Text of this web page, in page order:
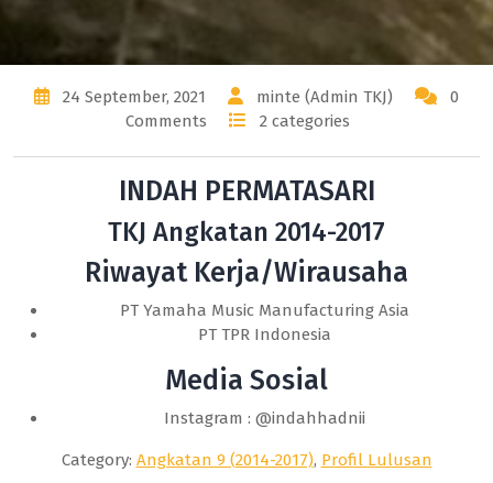
24 September, 2021 minte (Admin TKJ)
0
Comments
2 categories
INDAH PERMATASARI
TKJ Angkatan 2014-2017
Riwayat Kerja/Wirausaha
PT Yamaha Music Manufacturing Asia
PT TPR Indonesia
Media Sosial
Instagram : @indahhadnii
Category: Angkatan 9 (2014-2017), Profil Lulusan